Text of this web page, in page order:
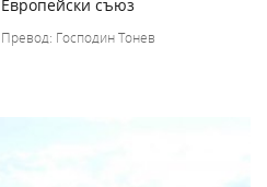
Европейски съюз
Превод: Господин Тонев